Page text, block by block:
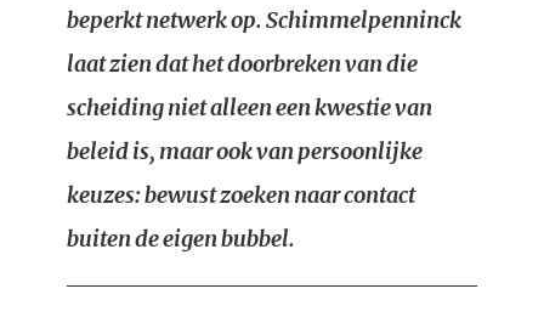
beperkt netwerk op. Schimmelpenninck
laat zien dat het doorbreken van die
scheiding niet alleen een kwestie van
beleid is, maar ook van persoonlijke
keuzes: bewust zoeken naar contact
buiten de eigen bubbel.